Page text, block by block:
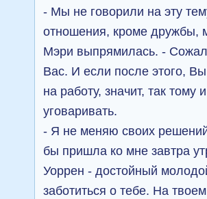
- Мы не говорили на эту
отношения, кроме дружбы,
Мэри выпрямилась. -
Вас. И если после этого,
на работу, значит, так
уговаривать.
- Я не меняю своих
бы пришла ко мне завтра
Уоррен - достойный
заботиться о тебе. На